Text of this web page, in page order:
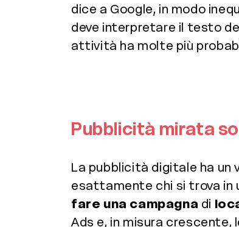
dice a Google, in modo
deve interpretare il testo
attività ha molte più
Pubblicità mirata
La pubblicità digitale ha
esattamente chi si trova in
fare una campagna di
Ads e, in misura